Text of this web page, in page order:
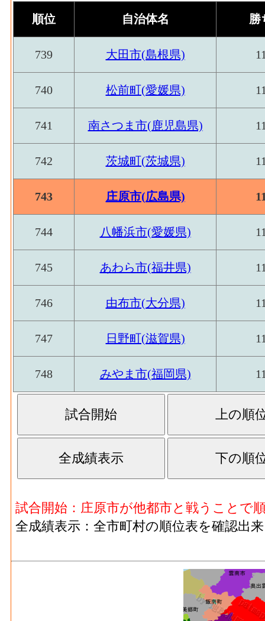
窯土石･従業者数(2016)
窯土石･現金給与総額
(2016)
863[
窯土石･原材料、燃料、
2,221[
(2016)
4,920[
窯土石･粗付加価値額
(2016)
窯土石･有形固定資産年
末現在高(2016)
1,716[
非鉄金属･事業所数(2016)
非鉄金属･従業者数(2016)
金属･従業者数(2016)
金属･現金給与総額(2016) 533[
金属･原材料、燃料、電
力使用等額(2016)
金属･製造品出荷額等
(2016)
2,102[
643[
パルプ紙･従業者数[人](2016)
：パルプ・
パルプ紙･現金給与総額[百万円](2016)
：
の'事業に従事する者の人件費及び派遣受
パルプ紙･原材料、燃料、電力使用等額[百
紙加工品製造業 の燃料費と電力も含む年
パルプ紙･製造品出荷額等[百万円](2016)
パルプ紙･粗付加価値額[百万円](2016)
：
パルプ紙･有形固定資産年末現在高[百万円
工品製造業 の従業者10人以上事業所にお
印刷･事業所数(2016)：印刷・同関連業 の
製造所あるいは加工所の数
印刷･従業者数[人](2016)：印刷・同関連業
従業者、常用労働者の数
印刷･現金給与総額[百万円](2016)：印刷・
る者の人件費及び派遣受入者に係る人材
印刷･原材料、燃料、電力使用等額[百万円
燃料費と電力も含む年間原材料使用額
印刷･粗付加価値額[百万円](2016)
：印刷
印刷･有形固定資産年末現在高[百万円
者10人以上事業所における有形固定資産
造所あるいは加工所の数
：化学工業
化学工業･現金給与総額[百万円](2016)：化
順位 自治体名 勝
739 大田市(島根県)
740 松前町(愛媛県)
741 南さつま市(鹿児島県)
742 茨城町(茨城県)
743 庄原市(広島県)
744 八幡浜市(愛媛県)
745 あわら市(福井県)
746 由布市(大分県)
747 日野町(滋賀県)
748 みやま市(福岡県)
試合開始：庄原市が他都市と戦うことで
全成績表示：全市町村の順位表を確認出